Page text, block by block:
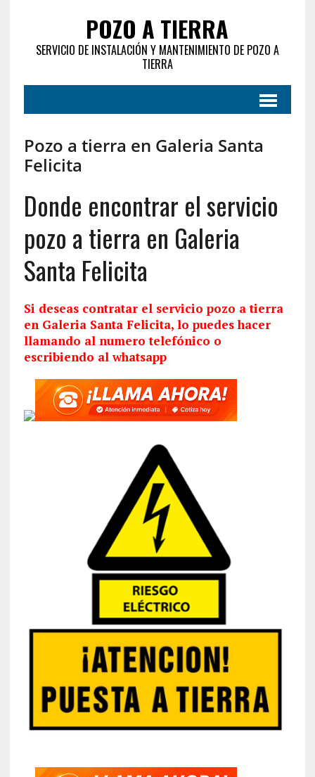
POZO A TIERRA
SERVICIO DE INSTALACIÓN Y MANTENIMIENTO DE POZO A
TIERRA
Pozo a tierra en Galeria Santa
Felicita
Donde encontrar el servicio
pozo a tierra en Galeria
Santa Felicita
Si deseas contratar el servicio pozo a tierra
en Galeria Santa Felicita, lo puedes hacer
llamando al numero telefónico o
escribiendo al whatsapp